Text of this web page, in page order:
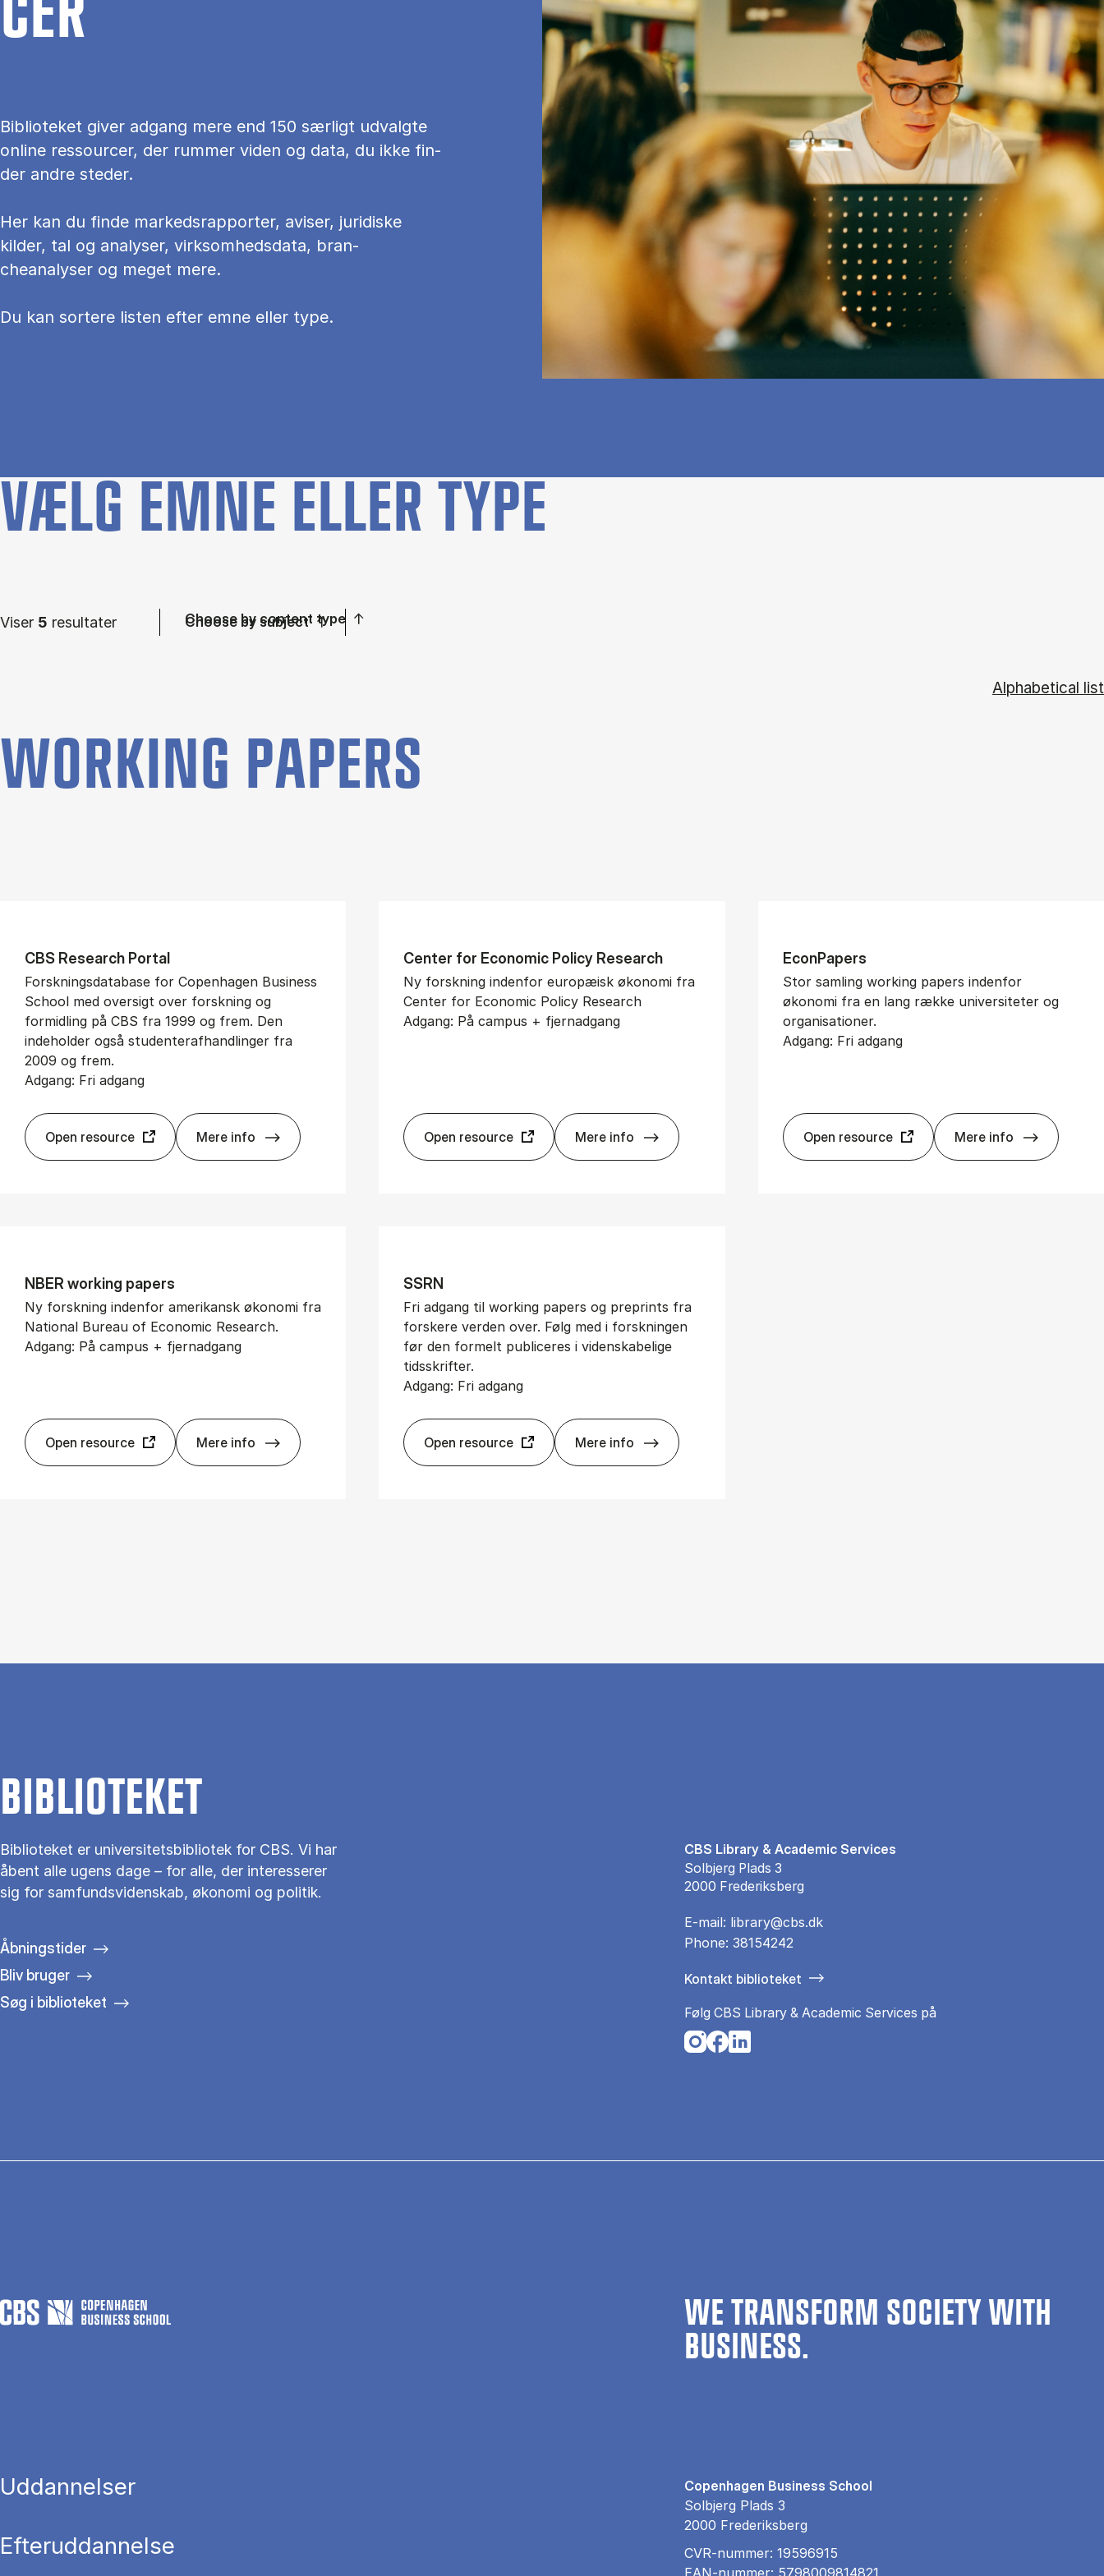
CER
Bi­bli­o­te­ket gi­ver ad­gang mere end 150 sær­ligt ud­valg­te
on­li­ne res­sour­cer, der rum­mer vi­den og data, du ikke fin­
der an­dre ste­der.
Her kan du fin­de mar­keds­rap­por­ter, aviser, juridiske
kilder, tal og ana­ly­ser, virksomhedsdata, bran­
cheanalyser og meget mere.
Du kan sortere li­sten ef­ter emne el­ler type.
VÆLG EMNE ELLER TYPE
Viser 5 resultater Choose by subject
Choose by content type
Alphabetical list
WORKING PAPERS
CBS Re­search Po­r­tal
Forskningsdatabase for Copenhagen Business
School med oversigt over forskning og
formidling på CBS fra 1999 og frem. Den
indeholder også studenterafhandlinger fra
2009 og frem.
Adgang: Fri adgang
Open resource
Mere info
CBS Re­search Po­r­tal
Cen­ter for Eco­no­mic Po­li­cy Re­search
Ny forsk­ning in­den­for europæisk øko­no­mi fra
Center for Economic Policy Research
Adgang: På campus + fjernadgang
Open resource
Mere info
Cen­ter for Eco­no­mic Po­li­cy Re­search
Econ­Pa­pers
Stor samling working papers indenfor
økonomi fra en lang række universiteter og
organisationer.
Adgang: Fri adgang
Open resource
Mere info
Econ­Pa­pers
NBER wor­king pa­pers
Ny forskning indenfor amerikansk økonomi fra
National Bureau of Economic Research.
Adgang: På campus + fjernadgang
Open resource
Mere info
NBER wor­king pa­pers
SSRN
Fri adgang til working papers og preprints fra
forskere verden over. Følg med i forskningen
før den formelt publiceres i videnskabelige
tidsskrifter.
Adgang: Fri adgang
Open resource
Mere info
BIBLIOTEKET
Biblioteket er universitetsbibliotek for CBS. Vi har
åbent alle ugens dage – for alle, der interesserer
sig for samfundsvidenskab, økonomi og politik.
Åbningstider
Bliv bruger
Søg i biblioteket
CBS Library & Academic Services
Solbjerg Plads 3
2000 Frederiksberg
E-mail: library@cbs.dk
Phone:38154242
Kontakt biblioteket
Følg CBS Library & Academic Services på
Opens in a new tab
Opens in a new tab
Opens in a new tab
WE TRANSFORM SOCIETY WITH
BUSINESS.
Uddannelser
Efteruddannelse
Copenhagen Business School
Solbjerg Plads 3
2000 Frederiksberg
CVR-nummer: 19596915
EAN-nummer: 5798009814821